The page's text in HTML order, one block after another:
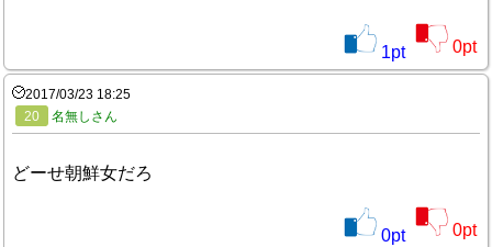
1pt 0pt
2017/03/23 18:25
20
名無しさん
どーせ朝鮮女だろ
0pt 0pt